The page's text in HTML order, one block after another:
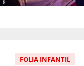
FOLIA INFANTIL